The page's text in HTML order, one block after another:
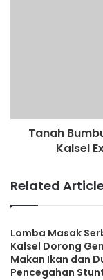
Tanah
Kalsel
Related
Lomba Masak
Kalsel Dorong
Makan Ikan dan
Pencegahan